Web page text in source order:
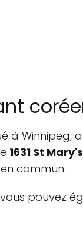
à Winnipeg,
1631 St
commun.
pouvez